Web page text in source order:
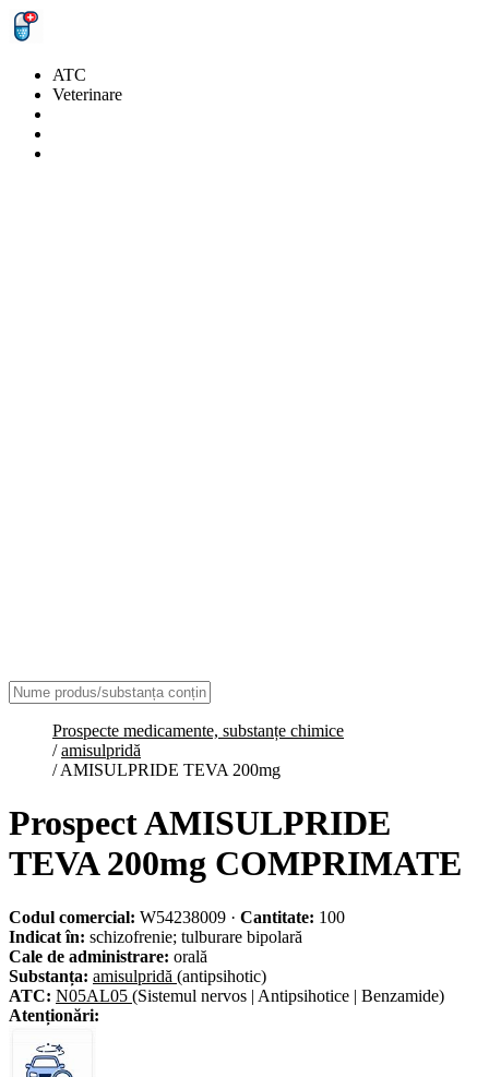
ATC
Veterinare
Prospecte medicamente, substanțe chimice
/ amisulpridă
/ AMISULPRIDE TEVA 200mg
Prospect AMISULPRIDE
TEVA 200mg COMPRIMATE
Codul comercial: W54238009 · Cantitate: 100
Indicat în: schizofrenie; tulburare bipolară
Cale de administrare: orală
Substanța: amisulpridă (antipsihotic)
ATC: N05AL05 (Sistemul nervos | Antipsihotice | Benzamide)
Atenționări: